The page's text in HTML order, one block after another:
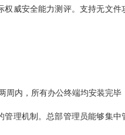
威安全能力测评。支持无文件
内，所有办公终端均安装完毕
理机制。总部管理员能够集中